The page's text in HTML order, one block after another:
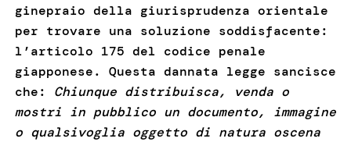
ginepraio della giurisprudenza orientale
per trovare una soluzione soddisfacente:
l’articolo 175 del codice penale
giapponese. Questa dannata legge sancisce
che: Chiunque distribuisca, venda o
mostri in pubblico un documento, immagine
o qualsivoglia oggetto di natura oscena